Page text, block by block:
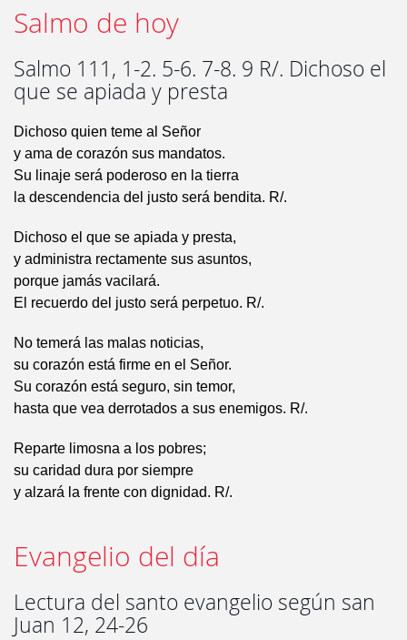
Salmo de hoy
Salmo 111, 1-2. 5-6. 7-8. 9 R/. Dichoso el
que se apiada y presta
Dichoso quien teme al Señor
y ama de corazón sus mandatos.
Su linaje será poderoso en la tierra
la descendencia del justo será bendita. R/.
Dichoso el que se apiada y presta,
y administra rectamente sus asuntos,
porque jamás vacilará.
El recuerdo del justo será perpetuo. R/.
No temerá las malas noticias,
su corazón está firme en el Señor.
Su corazón está seguro, sin temor,
hasta que vea derrotados a sus enemigos. R/.
Reparte limosna a los pobres;
su caridad dura por siempre
y alzará la frente con dignidad. R/.
Evangelio del día
Lectura del santo evangelio según san
Juan 12, 24-26